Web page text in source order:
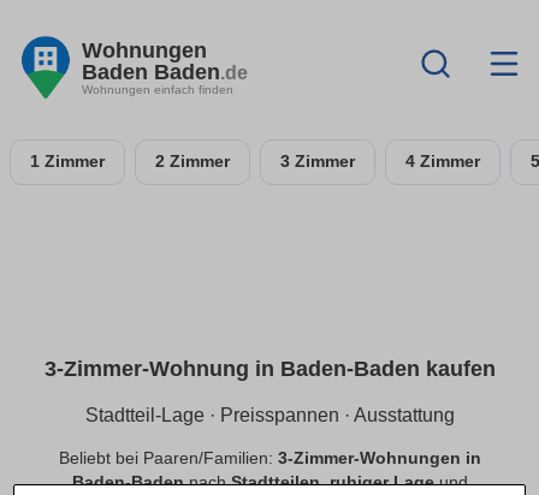
Wohnungen
Baden Baden.de
Wohnungen einfach finden
1 Zimmer 2 Zimmer 3 Zimmer 4 Zimmer
3-Zimmer-Wohnung in Baden-Baden kaufen
Stadtteil-Lage · Preisspannen · Ausstattung
Beliebt bei Paaren/Familien: 3-Zimmer-Wohnungen in
Baden-BadennachStadtteilen,ruhiger Lageund